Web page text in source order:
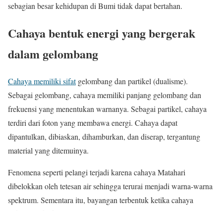
sebagian besar kehidupan di Bumi tidak dapat bertahan.
Cahaya bentuk energi yang bergerak
dalam gelombang
Cahaya memiliki sifatgelombang dan partikel (dualisme).
Sebagai gelombang, cahaya memiliki panjang gelombang dan
frekuensi yang menentukan warnanya. Sebagai partikel, cahaya
terdiri dari foton yang membawa energi. Cahaya dapat
dipantulkan, dibiaskan, dihamburkan, dan diserap, tergantung
material yang ditemuinya.
Fenomena seperti pelangi terjadi karena cahaya Matahari
dibelokkan oleh tetesan air sehingga terurai menjadi warna-warna
spektrum. Sementara itu, bayangan terbentuk ketika cahaya